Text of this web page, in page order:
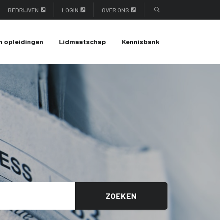
BEDRIJVEN LOGIN OVER ONS
opleidingen Lidmaatschap Kennisbank
ZOEKEN